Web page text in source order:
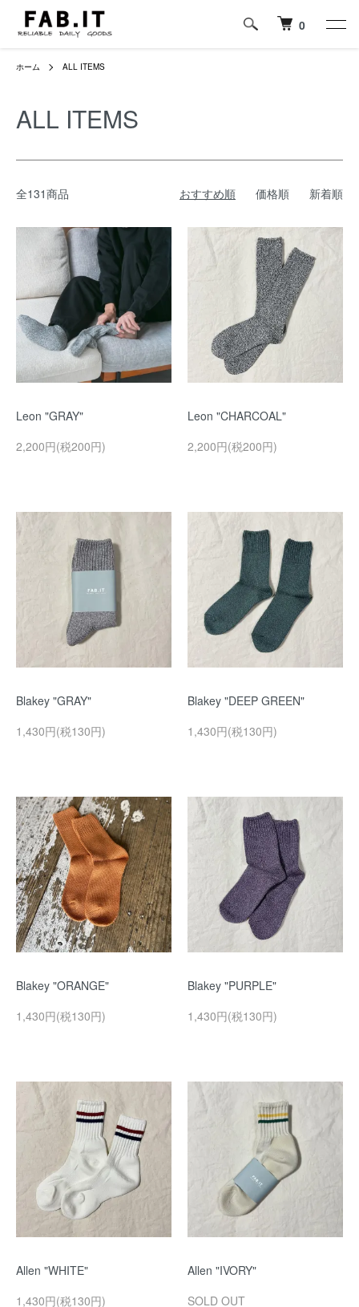
0
ホーム ALL ITEMS
ALL ITEMS
全131商品 おすすめ順 価格順 新着順
Leon "GRAY"
2,200円(税200円)
Leon "CHARCOAL"
2,200円(税200円)
Blakey "GRAY"
1,430円(税130円)
Blakey "DEEP GREEN"
1,430円(税130円)
Blakey "ORANGE"
1,430円(税130円)
Blakey "PURPLE"
1,430円(税130円)
Allen "WHITE"
1,430円(税130円)
Allen "IVORY"
SOLD OUT